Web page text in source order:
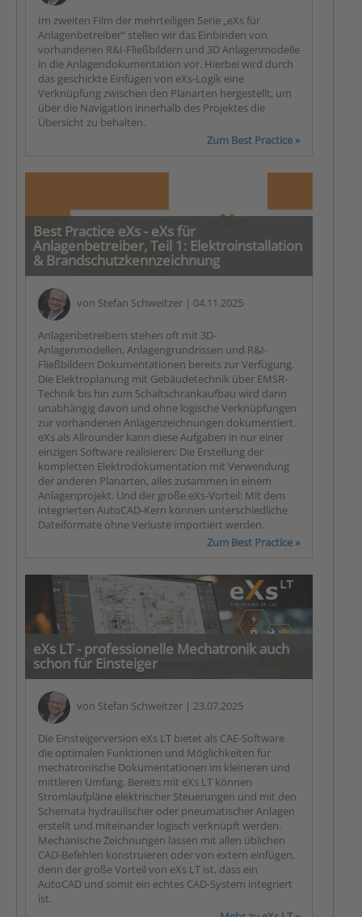
Im zweiten Film der mehrteiligen Serie „eXs für
Anlagenbetreiber“ stellen wir das Einbinden von
vorhandenen R&I-Fließbildern und 3D Anlagenmodelle
in die Anlagendokumentation vor. Hierbei wird durch
das geschickte Einfügen von eXs-Logik eine
Verknüpfung zwischen den Planarten hergestellt, um
über die Navigation innerhalb des Projektes die
Übersicht zu behalten.
Zum Best Practice »
Best Practice eXs - eXs für
Anlagenbetreiber, Teil 1: Elektroinstallation
& Brandschutzkennzeichnung
von Stefan Schweitzer | 04.11.2025
Anlagenbetreibern stehen oft mit 3D-
Anlagenmodellen, Anlagengrundrissen und R&I-
Fließbildern Dokumentationen bereits zur Verfügung.
Die Elektroplanung mit Gebäudetechnik über EMSR-
Technik bis hin zum Schaltschrankaufbau wird dann
unabhängig davon und ohne logische Verknüpfungen
zur vorhandenen Anlagenzeichnungen dokumentiert.
eXs als Allrounder kann diese Aufgaben in nur einer
einzigen Software realisieren: Die Erstellung der
kompletten Elektrodokumentation mit Verwendung
der anderen Planarten, alles zusammen in einem
Anlagenprojekt. Und der große eXs-Vorteil: Mit dem
integrierten AutoCAD-Kern können unterschiedliche
Dateiformate ohne Verluste importiert werden.
Zum Best Practice »
eXs LT - professionelle Mechatronik auch
schon für Einsteiger
von Stefan Schweitzer | 23.07.2025
Die Einsteigerversion eXs LT bietet als CAE-Software
die optimalen Funktionen und Möglichkeiten für
mechatronische Dokumentationen im kleineren und
mittleren Umfang. Bereits mit eXs LT können
Stromlaufpläne elektrischer Steuerungen und mit den
Schemata hydraulischer oder pneumatischer Anlagen
erstellt und miteinander logisch verknüpft werden.
Mechanische Zeichnungen lassen mit allen üblichen
CAD-Befehlen konstruieren oder von extern einfügen,
denn der große Vorteil von eXs LT ist, dass ein
AutoCAD und somit ein echtes CAD-System integriert
ist.